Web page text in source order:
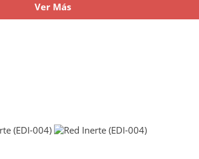
Ver Más